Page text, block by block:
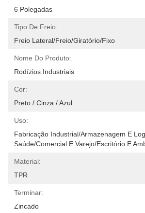
6 Polegadas
Tipo De Freio:
Freio Lateral/freio/giratório/fixo
Nome Do Produto:
Rodízios Industriais
Cor:
Preto / Cinza / Azul
Uso:
Fabricação Industrial/Armazenagem E
Saúde/Comercial E Varejo/Escritório E
Material:
TPR
Terminar:
Zincado